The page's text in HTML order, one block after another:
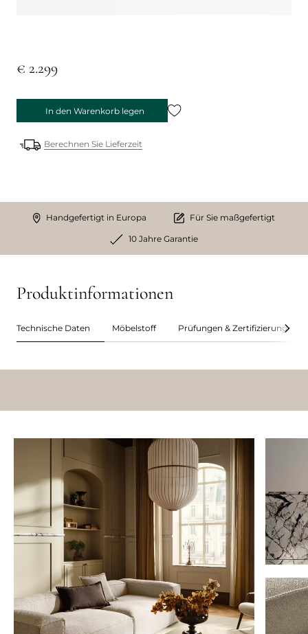
€ 2.299
In den Warenkorb legen
Berechnen Sie Lieferzeit
Handgefertigt in Europa Für Sie maßgefertigt
10 Jahre Garantie
Produktinformationen
Technische Daten Möbelstoff Prüfungen & Zertifizierungen